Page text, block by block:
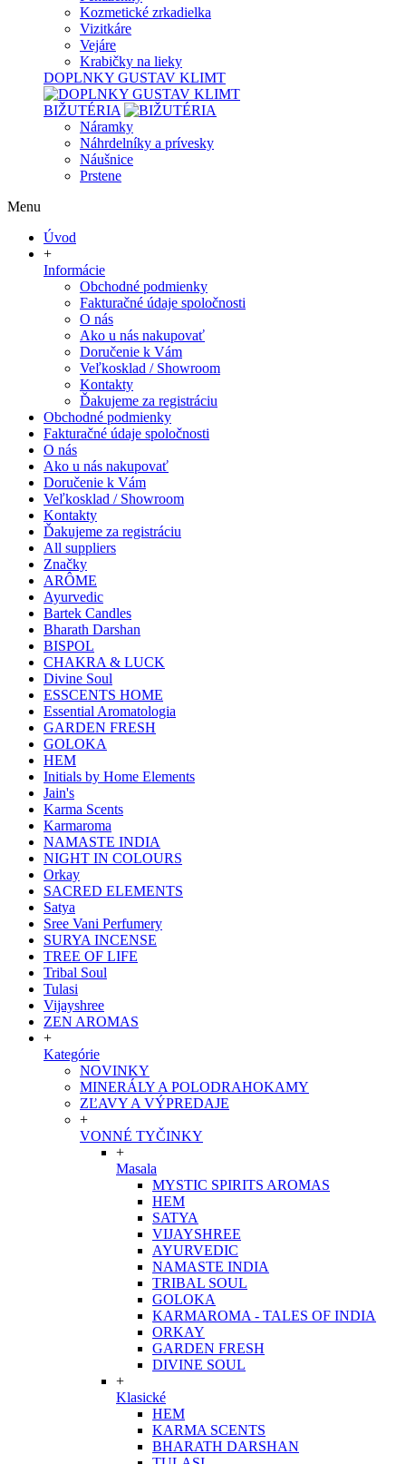
Kozmetické zrkadielka
Vizitkáre
Vejáre
Krabičky na lieky
DOPLNKY GUSTAV KLIMT
BIŽUTÉRIA
Náramky
Náhrdelníky a prívesky
Náušnice
Prstene
Menu
Úvod
+
Informácie
Obchodné podmienky
Fakturačné údaje spoločnosti
O nás
Ako u nás nakupovať
Doručenie k Vám
Veľkosklad / Showroom
Kontakty
Ďakujeme za registráciu
Obchodné podmienky
Fakturačné údaje spoločnosti
O nás
Ako u nás nakupovať
Doručenie k Vám
Veľkosklad / Showroom
Kontakty
Ďakujeme za registráciu
All suppliers
Značky
ARÔME
Ayurvedic
Bartek Candles
Bharath Darshan
BISPOL
CHAKRA & LUCK
Divine Soul
ESSCENTS HOME
Essential Aromatologia
GARDEN FRESH
GOLOKA
HEM
Initials by Home Elements
Jain's
Karma Scents
Karmaroma
NAMASTE INDIA
NIGHT IN COLOURS
Orkay
SACRED ELEMENTS
Satya
Sree Vani Perfumery
SURYA INCENSE
TREE OF LIFE
Tribal Soul
Tulasi
Vijayshree
ZEN AROMAS
+
Kategórie
NOVINKY
MINERÁLY A POLODRAHOKAMY
ZĽAVY A VÝPREDAJE
+
VONNÉ TYČINKY
+
Masala
MYSTIC SPIRITS AROMAS
HEM
SATYA
VIJAYSHREE
AYURVEDIC
NAMASTE INDIA
TRIBAL SOUL
GOLOKA
KARMAROMA - TALES OF INDIA
ORKAY
GARDEN FRESH
DIVINE SOUL
+
Klasické
HEM
KARMA SCENTS
BHARATH DARSHAN